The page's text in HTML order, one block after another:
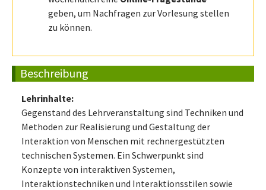
geben, um Nachfragen zur Vorlesung stellen
zu können.
Beschreibung
Lehrinhalte:
Gegenstand des Lehrveranstaltung sind Techniken und
Methoden zur Realisierung und Gestaltung der
Interaktion von Menschen mit rechnergestützten
technischen Systemen. Ein Schwerpunkt sind
Konzepte von interaktiven Systemen,
Interaktionstechniken und Interaktionsstilen sowie